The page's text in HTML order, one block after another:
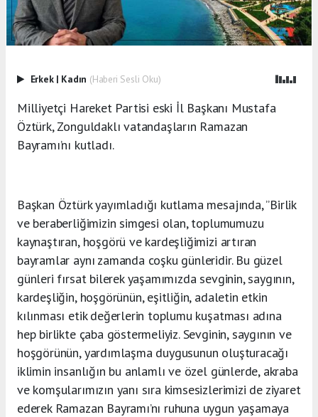
Erkek | Kadın (Haberi Sesli Oku)
Milliyetçi Hareket Partisi eski İl Başkanı Mustafa
Öztürk, Zonguldaklı vatandaşların Ramazan
Bayramı’nı kutladı.
Başkan Öztürk yayımladığı kutlama mesajında, ”Birlik
ve beraberliğimizin simgesi olan, toplumumuzu
kaynaştıran, hoşgörü ve kardeşliğimizi artıran
bayramlar aynı zamanda coşku günleridir. Bu güzel
günleri fırsat bilerek yaşamımızda sevginin, saygının,
kardeşliğin, hoşgörünün, eşitliğin, adaletin etkin
kılınması etik değerlerin toplumu kuşatması adına
hep birlikte çaba göstermeliyiz. Sevginin, saygının ve
hoşgörünün, yardımlaşma duygusunun oluşturacağı
iklimin insanlığın bu anlamlı ve özel günlerde, akraba
ve komşularımızın yanı sıra kimsesizlerimizi de ziyaret
ederek Ramazan Bayramı’nı ruhuna uygun yaşamaya